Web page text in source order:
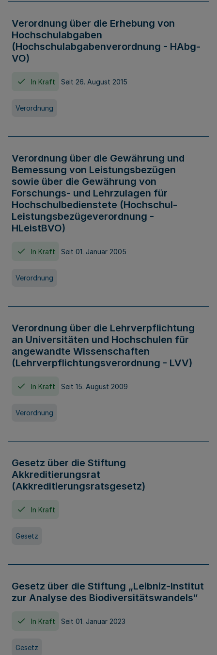
Verordnung über die Erhebung von
Hochschulabgaben
(Hochschulabgabenverordnung - HAbg-
VO)
In Kraft Seit 26. August 2015
Verordnung
Verordnung über die Gewährung und
Bemessung von Leistungsbezügen
sowie über die Gewährung von
Forschungs- und Lehrzulagen für
Hochschulbedienstete (Hochschul-
Leistungsbezügeverordnung -
HLeistBVO)
In Kraft Seit 01. Januar 2005
Verordnung
Verordnung über die Lehrverpflichtung
an Universitäten und Hochschulen für
angewandte Wissenschaften
(Lehrverpflichtungsverordnung - LVV)
In Kraft Seit 15. August 2009
Verordnung
Gesetz über die Stiftung
Akkreditierungsrat
(Akkreditierungsratsgesetz)
In Kraft
Gesetz
Gesetz über die Stiftung „Leibniz-Institut
zur Analyse des Biodiversitätswandels“
In Kraft Seit 01. Januar 2023
Gesetz